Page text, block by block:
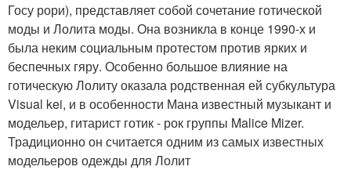
Госу рори), представляет собой сочетание готической
моды и Лолита моды. Она возникла в конце 1990-х и
была неким социальным протестом против ярких и
беспечных гяру. Особенно большое влияние на
готическую Лолиту оказала родственная ей субкультура
Visual kei, и в особенности Мана известный музыкант и
модельер, гитарист готик - рок группы Malice Mizer.
Традиционно он считается одним из самых известных
модельеров одежды для Лолит